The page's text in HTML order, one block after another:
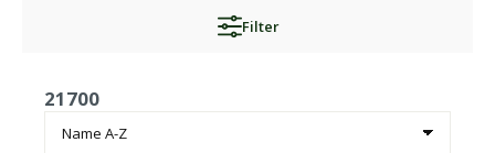
Filter
21700